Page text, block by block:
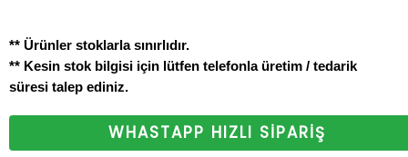
** Ürünler stoklarla sınırlıdır.
** Kesin stok bilgisi için lütfen telefonla üretim / tedarik
süresi talep ediniz.
WHASTAPP HIZLI SİPARİŞ